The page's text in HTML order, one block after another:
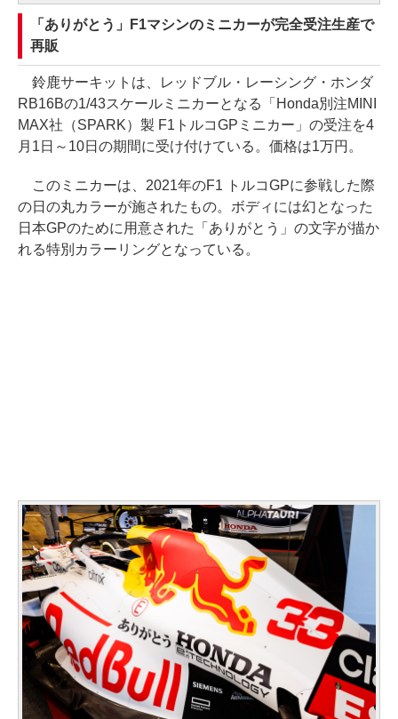
「ありがとう」F1マシンのミニカーが完全受注生産で
再販
鈴鹿サーキットは、レッドブル・レーシング・ホンダ
RB16Bの1/43スケールミニカーとなる「Honda別注MINI
MAX社（SPARK）製 F1トルコGPミニカー」の受注を4
月1日～10日の期間に受け付けている。価格は1万円。
このミニカーは、2021年のF1 トルコGPに参戦した際
の日の丸カラーが施されたもの。ボディには幻となった
日本GPのために用意された「ありがとう」の文字が描か
れる特別カラーリングとなっている。